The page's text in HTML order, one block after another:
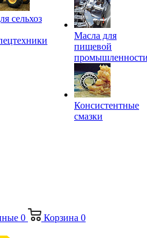
сельхоз
Масла для
пищевой
Консистентные
смазки
0 Корзина 0